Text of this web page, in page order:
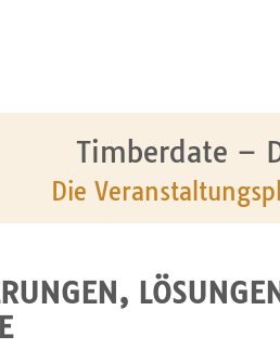
Timberdate –
Die